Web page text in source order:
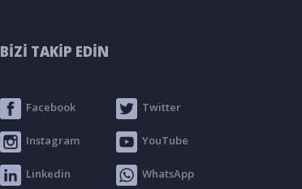
BİZİ TAKİP EDİN
Facebook Twitter
Instagram YouTube
Linkedin WhatsApp